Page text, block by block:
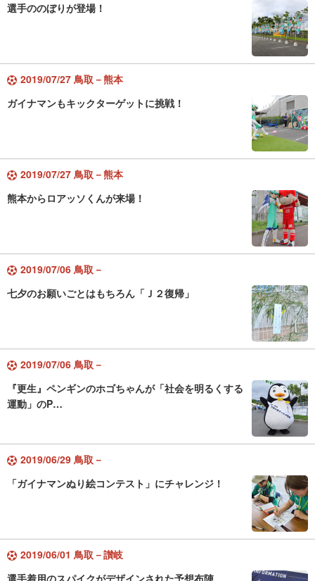
選手ののぼりが登場！
2019/07/27 鳥取－熊本
ガイナマンもキックターゲットに挑戦！
2019/07/27 鳥取－熊本
熊本からロアッソくんが来場！
2019/07/06 鳥取－
七夕のお願いごとはもちろん「Ｊ２復帰」
2019/07/06 鳥取－
『更生』ペンギンのホゴちゃんが「社会を明るくする
運動」のP…
2019/06/29 鳥取－
「ガイナマンぬり絵コンテスト」にチャレンジ！
2019/06/01 鳥取－讃岐
選手着用のスパイクがデザインされた予想布陣